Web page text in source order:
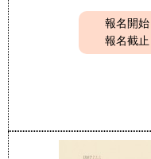
報名開
報名截